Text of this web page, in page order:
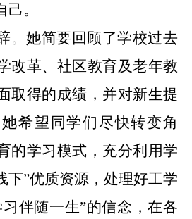
。
。她简要回顾了学校过去
改革、社区教育及老年教
取得的成绩，并对新生提
希望同学们尽快转变角
的学习模式，充分利用学
下”优质资源，处理好工学
伴随一生”的信念，在各